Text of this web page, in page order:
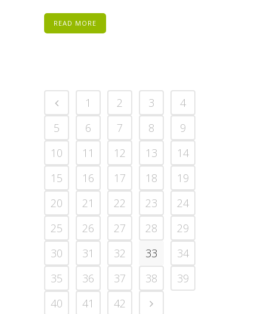
READ MORE
1 2 3
4
5
6 7 8
9
10
11 12 13
14
15
16 17 18
19
20
21 22 23
24
25
26 27 28
29
30
31 32 33
34
35
36 37 38
39
40
41 42